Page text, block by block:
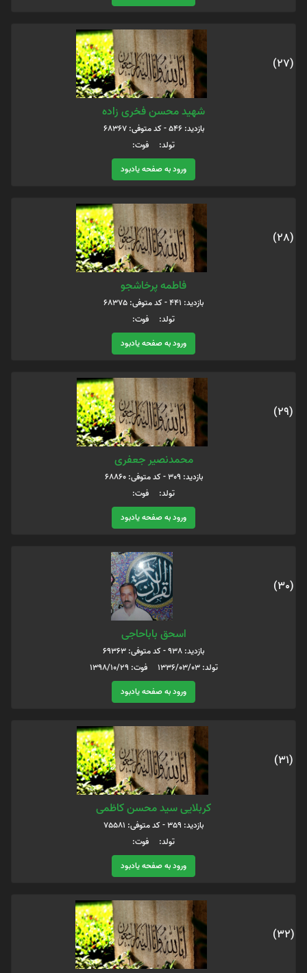
(27)
شهید محسن فخری زاده
بازدید: 546 - کد متوفی: 68367
تولد: فوت:
ورود به صفحه یادبود
(28)
فاطمه پرخاشجو
بازدید: 441 - کد متوفی: 68375
تولد: فوت:
ورود به صفحه یادبود
(29)
محمدنصیر جعفری
بازدید: 309 - کد متوفی: 68860
تولد: فوت:
ورود به صفحه یادبود
(30)
اسحق باباحاجی
بازدید: 938 - کد متوفی: 69363
تولد: 1336/03/03 فوت: 1398/10/29
ورود به صفحه یادبود
(31)
کربلایی سید محسن کاظمی
بازدید: 359 - کد متوفی: 75581
تولد: فوت:
ورود به صفحه یادبود
(32)